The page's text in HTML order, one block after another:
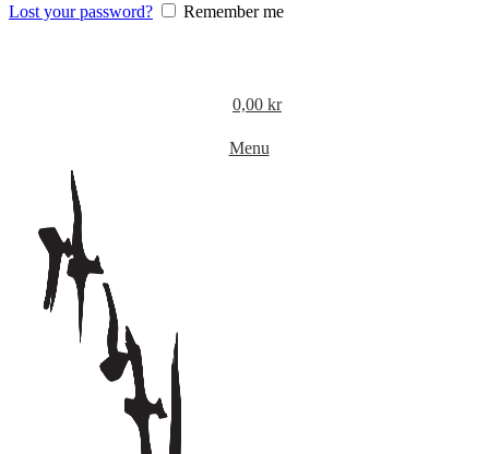
Lost your password? Remember me
0,00 kr
Menu